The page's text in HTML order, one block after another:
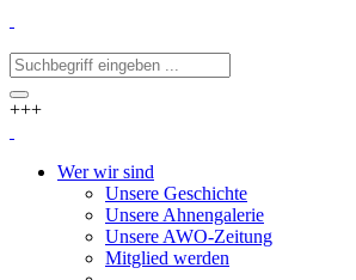
+++
Wer wir sind
Unsere Geschichte
Unsere Ahnengalerie
Unsere AWO-Zeitung
Mitglied werden